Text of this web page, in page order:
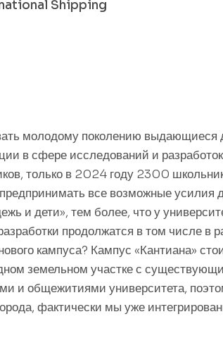
Shipping
молодому поколению выдающиеся
в сфере исследований и
только в 2024 году 2300
все возможные усилия
и дети», тем более, что у
продолжатся в том числе в
кампуса? Кампус «Кантиана»
земельном участке с
и общежитиями университета,
фактически мы уже